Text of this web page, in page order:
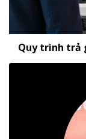
Quy trình trả